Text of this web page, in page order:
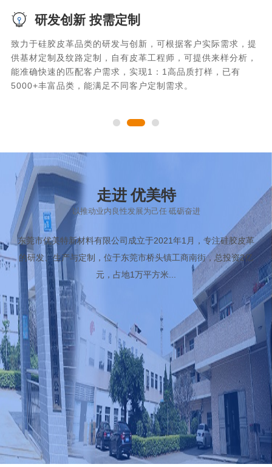
研发创新 按需定制
致力于硅胶皮革品类的研发与创新，可根据客户实际需求，提
供基材定制及纹路定制，自有皮革工程师，可提供来样分析，
能准确快速的匹配客户需求，实现1：1高品质打样，已有
5000+丰富品类，能满足不同客户定制需求。
走进 优美特
以推动业内良性发展为己任 砥砺奋进
东莞市优美特新材料有限公司成立于2021年1月，专注硅胶皮革
的研发、生产与定制，位于东莞市桥头镇工商南街，总投资2亿
元，占地1万平方米...